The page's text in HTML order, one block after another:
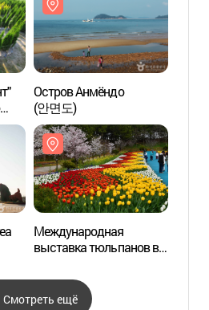
Остров Анмёндо
(안면도)
Международная
выставка тюльпанов в
세계튤립꽃박람회)
Смотреть ещё